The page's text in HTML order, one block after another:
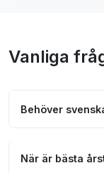
Vanliga
Behöver
När är bästa